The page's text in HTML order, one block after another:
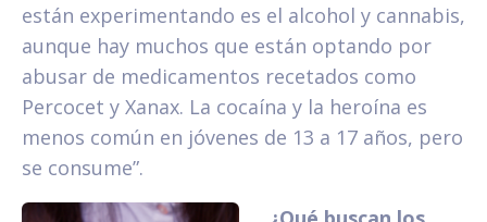
están experimentando es el alcohol y cannabis,
aunque hay muchos que están optando por
abusar de medicamentos recetados como
Percocet y Xanax. La cocaína y la heroína es
menos común en jóvenes de 13 a 17 años, pero
se consume”.